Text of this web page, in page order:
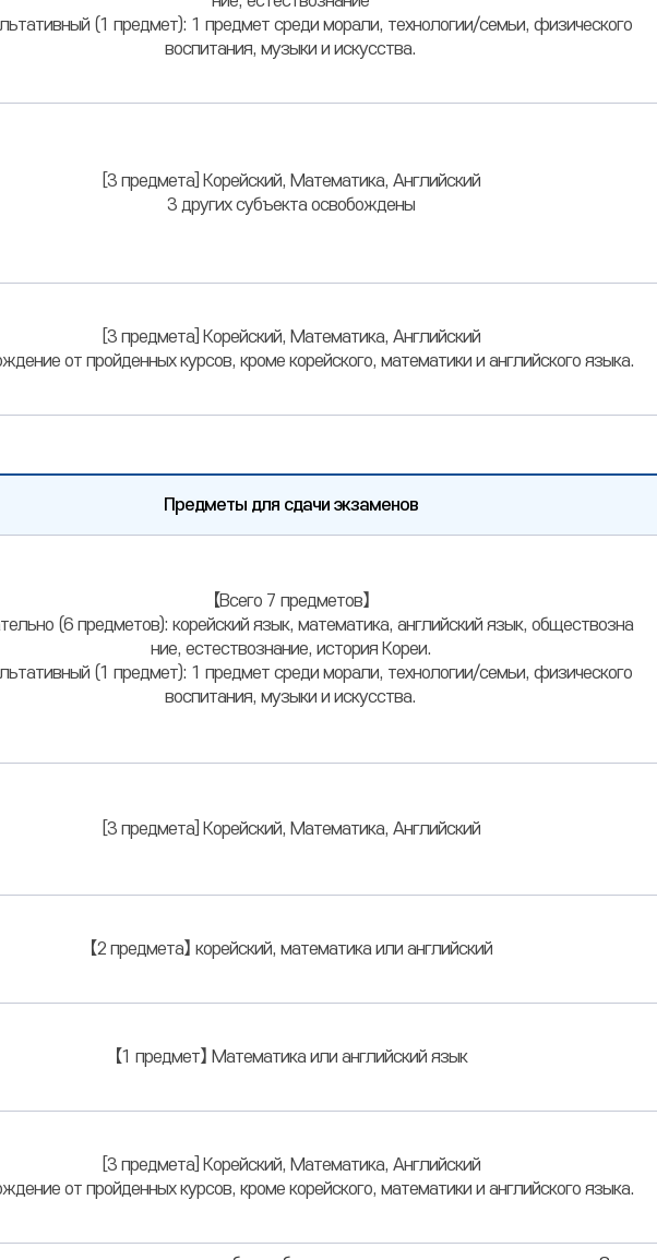
(1 предмет): 1 предмет среди морали, технологии/семьи, физического
воспитания, музыки и искусства.
[3 предмета] Корейский, Математика, Английский
3 других субъекта освобождены
[3 предмета] Корейский, Математика, Английский
от пройденных курсов, кроме корейского, математики и английского языка.
Предметы для сдачи экзаменов
【Всего 7 предметов】
(6 предметов): корейский язык, математика, английский язык, обществозна
ние, естествознание, история Кореи.
(1 предмет): 1 предмет среди морали, технологии/семьи, физического
воспитания, музыки и искусства.
[3 предмета] Корейский, Математика, Английский
【2 предмета】 корейский, математика или английский
【1 предмет】 Математика или английский язык
[3 предмета] Корейский, Математика, Английский
от пройденных курсов, кроме корейского, математики и английского языка.